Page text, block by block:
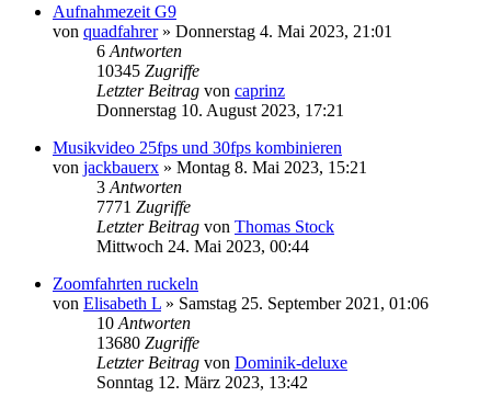
Aufnahmezeit G9
von quadfahrer» Donnerstag 4. Mai 2023, 21:01
6 Antworten
10345 Zugriffe
Letzter Beitrag von caprinz
Donnerstag 10. August 2023, 17:21
Musikvideo 25fps und 30fps kombinieren
von jackbauerx » Montag 8. Mai 2023, 15:21
3 Antworten
7771 Zugriffe
Letzter Beitrag von Thomas Stock
Mittwoch 24. Mai 2023, 00:44
Zoomfahrten ruckeln
von Elisabeth L » Samstag 25. September 2021, 01:06
10 Antworten
13680 Zugriffe
Letzter Beitrag von Dominik-deluxe
Sonntag 12. März 2023, 13:42